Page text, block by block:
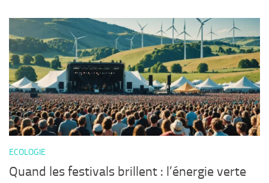
ECOLOGIE
Quand les festivals brillent : l’énergie verte